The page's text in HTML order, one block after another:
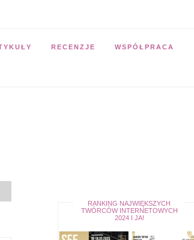
RECENZJE WSPÓŁPRACA
RANKING NAJWIĘKSZYCH
TWÓRCÓW INTERNETOWYCH
2024 I JA!